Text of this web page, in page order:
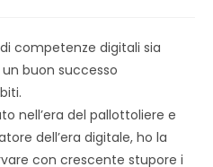
competenze digitali sia
buon successo
nell’era del pallottoliere e
dell’era digitale, ho la
con crescente stupore i